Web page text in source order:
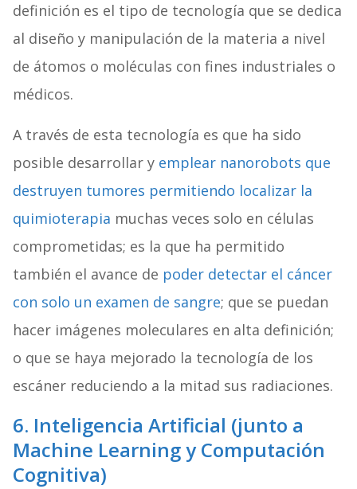
definición es el tipo de tecnología que se dedica
al diseño y manipulación de la materia a nivel
de átomos o moléculas con fines industriales o
médicos.
A través de esta tecnología es que ha sido
posible desarrollar y emplear nanorobots que
destruyen tumores permitiendo localizar la
quimioterapia muchas veces solo en células
comprometidas; es la que ha permitido
también el avance de poder detectar el cáncer
con solo un examen de sangre; que se puedan
hacer imágenes moleculares en alta definición;
o que se haya mejorado la tecnología de los
escáner reduciendo a la mitad sus radiaciones.
6. Inteligencia Artificial (junto a
Machine Learning y Computación
Cognitiva)